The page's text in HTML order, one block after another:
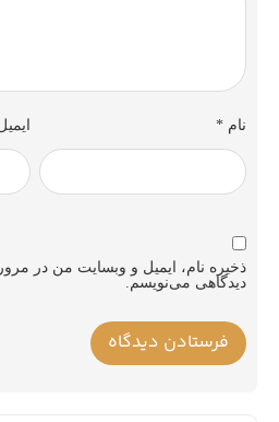
نام *
ذخیره نام، ایمیل و وبسایت من در
دیدگاهی می‌نویسم.